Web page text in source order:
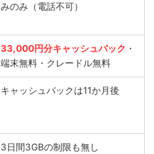
みのみ（電話不可）
33,000円分キャッシュバック ・
端末無料・クレードル無料
キャッシュバックは11か月後
3日間3GBの制限も無し